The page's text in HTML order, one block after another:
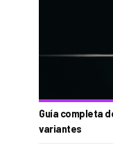
Guía completa
variantes